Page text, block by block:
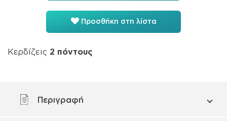
Προσθήκη στη λίστα
Κερδίζεις 2 πόντους
Περιγραφή